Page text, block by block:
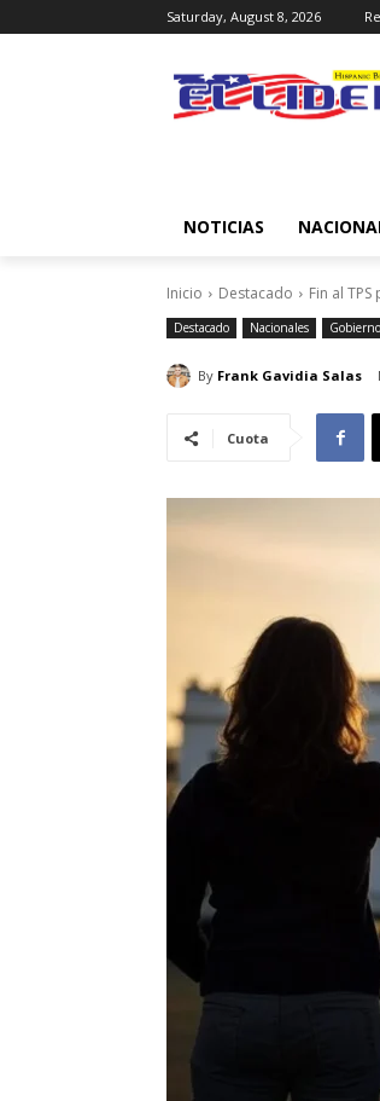
Saturday, August 8, 2026
NOTICIAS
Inicio Destacado Fin al
Destacado Nacionales Gobierno
By Frank Gavidia Salas
Cuota